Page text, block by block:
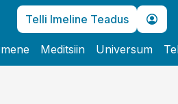
Telli Imeline Teadus
Meditsiin Universum